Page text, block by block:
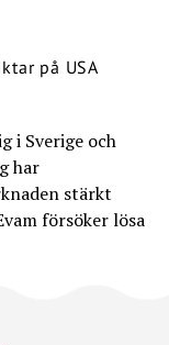
i Sverige och
har
stärkt
försöker lösa